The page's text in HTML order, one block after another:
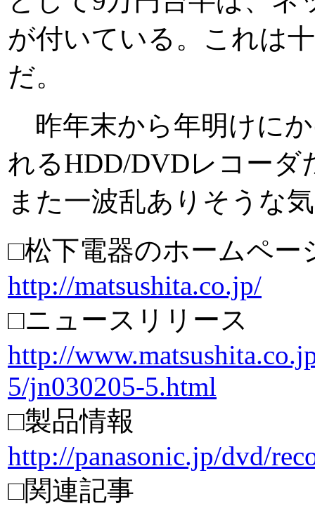
が付いている。これは
だ。
昨年末から年明けにか
れるHDD/DVDレコーダ
また一波乱ありそうな
□松下電器のホームペー
http://matsushita.co.jp/
□ニュースリリース
http://
5/jn030205-5.html
□製品情報
http://panasonic.jp/dvd/
□関連記事